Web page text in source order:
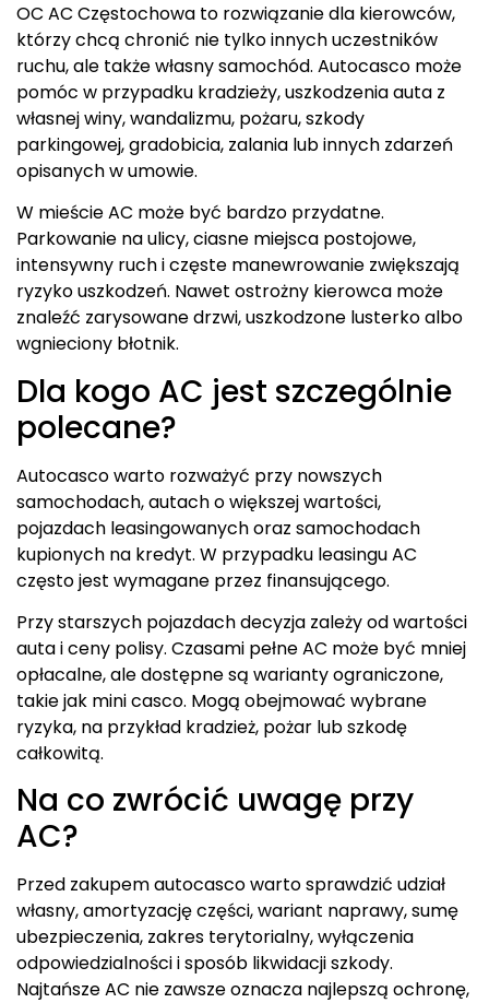
OC AC Częstochowa to rozwiązanie dla kierowców,
którzy chcą chronić nie tylko innych uczestników
ruchu, ale także własny samochód. Autocasco może
pomóc w przypadku kradzieży, uszkodzenia auta z
własnej winy, wandalizmu, pożaru, szkody
parkingowej, gradobicia, zalania lub innych zdarzeń
opisanych w umowie.
W mieście AC może być bardzo przydatne.
Parkowanie na ulicy, ciasne miejsca postojowe,
intensywny ruch i częste manewrowanie zwiększają
ryzyko uszkodzeń. Nawet ostrożny kierowca może
znaleźć zarysowane drzwi, uszkodzone lusterko albo
wgnieciony błotnik.
Dla kogo AC jest szczególnie
polecane?
Autocasco warto rozważyć przy nowszych
samochodach, autach o większej wartości,
pojazdach leasingowanych oraz samochodach
kupionych na kredyt. W przypadku leasingu AC
często jest wymagane przez finansującego.
Przy starszych pojazdach decyzja zależy od wartości
auta i ceny polisy. Czasami pełne AC może być mniej
opłacalne, ale dostępne są warianty ograniczone,
takie jak mini casco. Mogą obejmować wybrane
ryzyka, na przykład kradzież, pożar lub szkodę
całkowitą.
Na co zwrócić uwagę przy
AC?
Przed zakupem autocasco warto sprawdzić udział
własny, amortyzację części, wariant naprawy, sumę
ubezpieczenia, zakres terytorialny, wyłączenia
odpowiedzialności i sposób likwidacji szkody.
Najtańsze AC nie zawsze oznacza najlepszą ochronę,